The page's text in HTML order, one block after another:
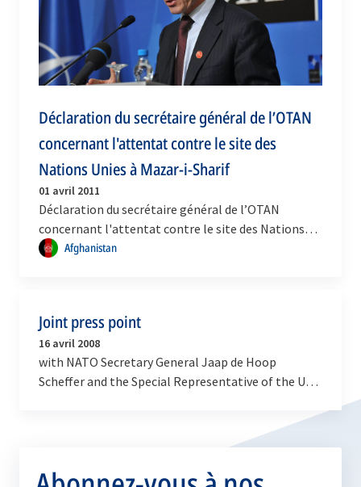
Déclaration du secrétaire général de l’OTAN
concernant l'attentat contre le site des
Nations Unies à Mazar-i-Sharif
01 avril 2011
Déclaration du secrétaire général de l’OTAN
concernant l'attentat contre le site des Nations
Unies à Mazar-i-Sharif
Afghanistan
Joint press point
16 avril 2008
with NATO Secretary General Jaap de Hoop
Scheffer and the Special Representative of the UN